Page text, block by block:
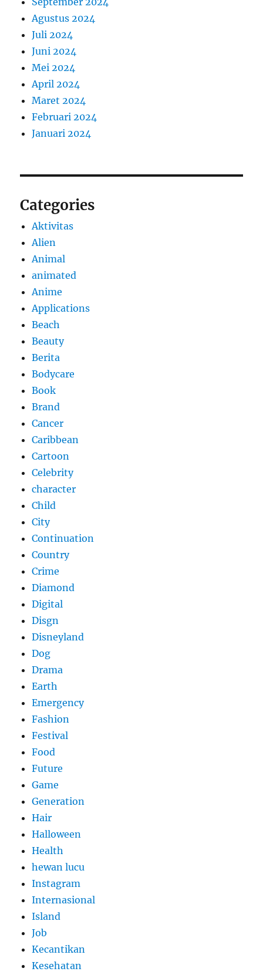
Agustus 2024
Juli 2024
Juni 2024
Mei 2024
April 2024
Maret 2024
Februari 2024
Januari 2024
Categories
Aktivitas
Alien
Animal
animated
Anime
Applications
Beach
Beauty
Berita
Bodycare
Book
Brand
Cancer
Caribbean
Cartoon
Celebrity
character
Child
City
Continuation
Country
Crime
Diamond
Digital
Disgn
Disneyland
Dog
Drama
Earth
Emergency
Fashion
Festival
Food
Future
Game
Generation
Hair
Halloween
Health
hewan lucu
Instagram
Internasional
Island
Job
Kecantikan
Kesehatan